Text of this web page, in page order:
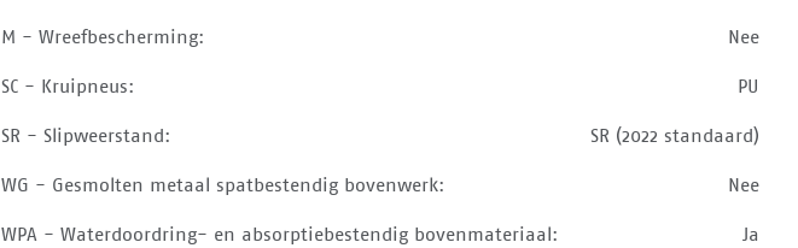
M - Wreefbescherming: Nee
SC - Kruipneus: PU
SR - Slipweerstand: SR (2022 standaard)
WG - Gesmolten metaal spatbestendig bovenwerk: Nee
WPA - Waterdoordring- en absorptiebestendig bovenmateriaal: Ja